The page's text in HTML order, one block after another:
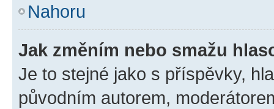
Nahoru
Jak změním nebo smažu
Je to stejné jako s příspěvky,
původním autorem,